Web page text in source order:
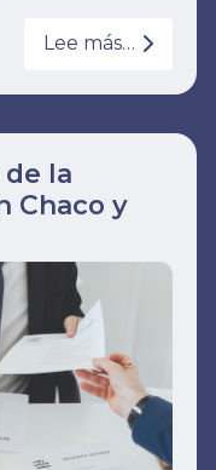
Lee más…
la
Chaco y